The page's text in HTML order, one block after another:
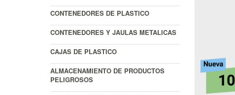
CONTENEDORES DE PLASTICO
CONTENEDORES Y JAULAS METALICAS
CAJAS DE PLASTICO
ALMACENAMIENTO DE PRODUCTOS
PELIGROSOS